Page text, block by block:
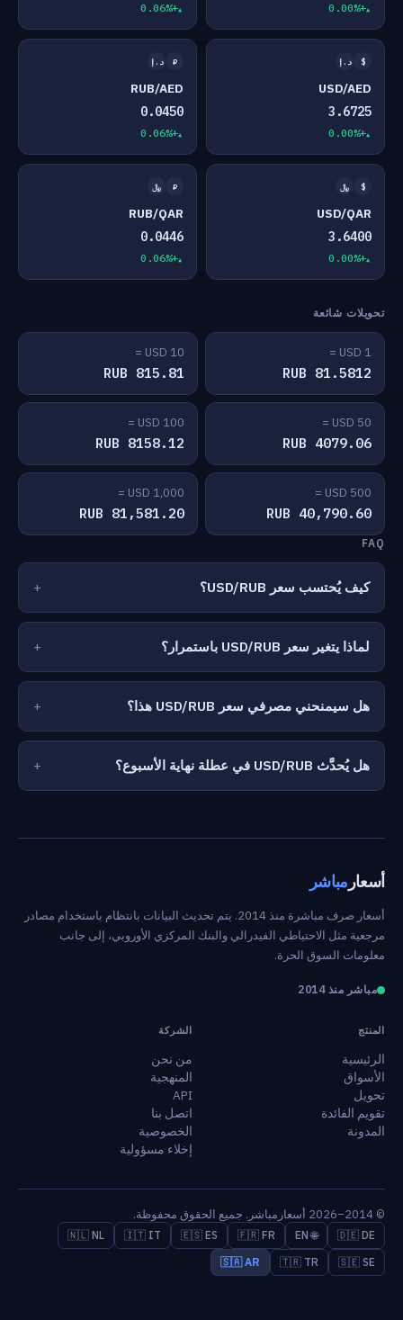
+0.00%
+0.06%
$ د.إ
USD/AED
3.6725
+0.00%
₽ د.إ
RUB/AED
0.0450
+0.06%
$ ﷼
USD/QAR
3.6400
+0.00%
₽ ﷼
RUB/QAR
0.0446
+0.06%
تحويلات شائعة
1 USD =
81.5812 RUB
10 USD =
815.81 RUB
50 USD =
4079.06 RUB
100 USD =
8158.12 RUB
500 USD =
40,790.60 RUB
1,000 USD =
81,581.20 RUB
FAQ
كيف يُحتسب سعر USD/RUB؟
لماذا يتغير سعر USD/RUB باستمرار؟
هل سيمنحني مصرفي سعر USD/RUB هذا؟
هل يُحدَّث USD/RUB في عطلة نهاية الأسبوع؟
أسعار مباشر
أسعار صرف مباشرة منذ 2014. يتم تحديث البيانات بانتظام باستخدام مصادر
مرجعية مثل الاحتياطي الفيدرالي والبنك المركزي الأوروبي، إلى جانب
معلومات السوق الحرة.
مباشر منذ 2014
المنتج
الرئيسية
الأسواق
تحويل
تقويم الفائدة
المدونة
الشركة
من نحن
المنهجية
API
اتصل بنا
الخصوصية
إخلاء مسؤولية
© 2014–2026 أسعارمباشر. جميع الحقوق محفوظة.
🇩🇪 DE
🌐 EN
🇫🇷 FR
🇪🇸 ES
🇮🇹 IT
🇳🇱 NL
🇸🇪 SE
🇹🇷 TR
🇸🇦 AR